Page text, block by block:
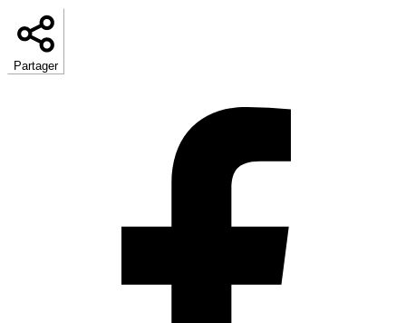
Partager